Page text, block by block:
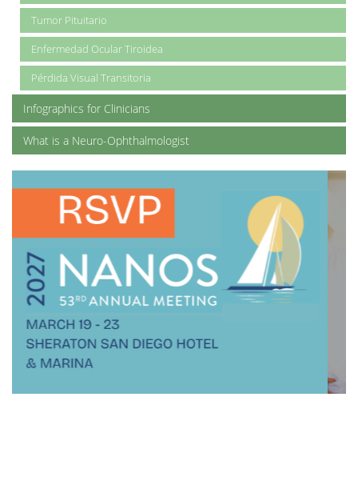
Tumor Pituitario
Enfermedad Ocular Tiroidea
Pérdida Visual Transitoria
Infographics for Clinicians
What is a Neuro-Ophthalmologist